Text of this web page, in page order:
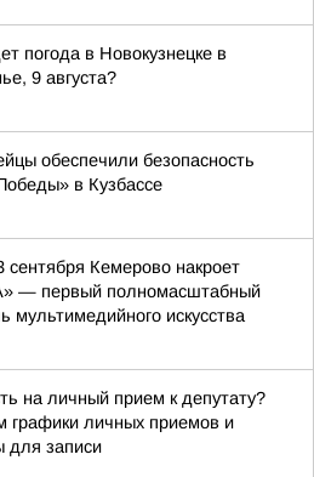
погода в Новокузнецке в
9 августа?
обеспечили безопасность
в Кузбассе
сентября Кемерово накроет
— первый полномасштабный
мультимедийного искусства
на личный прием к депутату?
графики личных приемов и
для записи